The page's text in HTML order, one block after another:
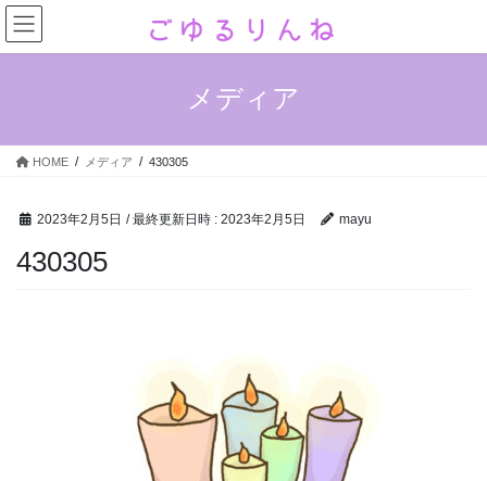
コ
ン
テ
ス
ナ
ビ
ゲ
ン
メディア
HOME メディア 430305
2023年2月5日 / 最終更新日時 : 2023年2月5日 mayu
430305